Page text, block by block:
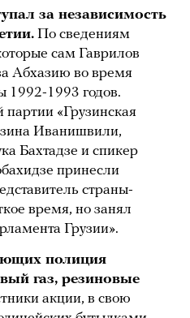
за независимость
По сведениям
сам Гаврилов
Абхазию во время
1992-1993 годов.
«Грузинская
Иванишвили,
Бахтадзе и спикер
принесли
страны-
время, но занял
Грузии».
полиция
газ, резиновые
акции, в свою